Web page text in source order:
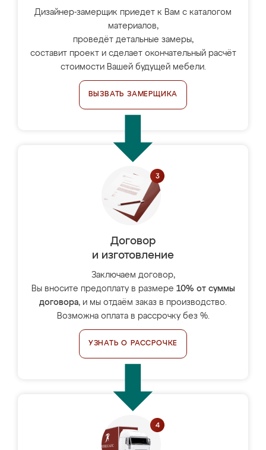
Дизайнер-замерщик приедет к Вам с каталогом
материалов,
проведёт детальные замеры,
составит проект и сделает окончательный расчёт
стоимости Вашей будущей мебели.
ВЫЗВАТЬ ЗАМЕРЩИКА
Договор
и изготовление
Заключаем договор,
Вы вносите предоплату в размере 10% от суммы
договора, и мы отдаём заказ в производство.
Возможна оплата в рассрочку без %.
УЗНАТЬ О РАССРОЧКЕ